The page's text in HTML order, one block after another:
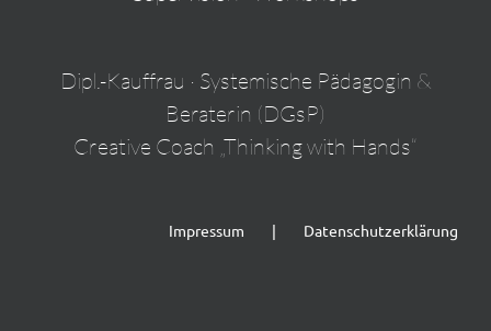
Dipl.-Kauffrau · Systemische Pädagogin &
Beraterin (DGsP)
Creative Coach „Thinking with Hands“
Impressum Datenschutzerklärung